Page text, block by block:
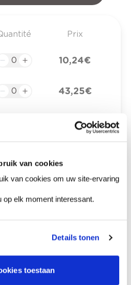
van cookies
van cookies om uw site-ervaring
op elk moment interessant.
Details tonen
toestaan
Prix
10,24 €
43,25 €
au panier
(lu-ve), livré dans les 2 à 3